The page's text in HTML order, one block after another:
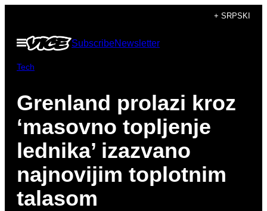
садржај
+ SRPSKI
Otvori
Meni
SubscribeNewsletter
Tech
Grenland prolazi kroz
‘masovno topljenje
lednika’ izazvano
najnovijim toplotnim
talasom